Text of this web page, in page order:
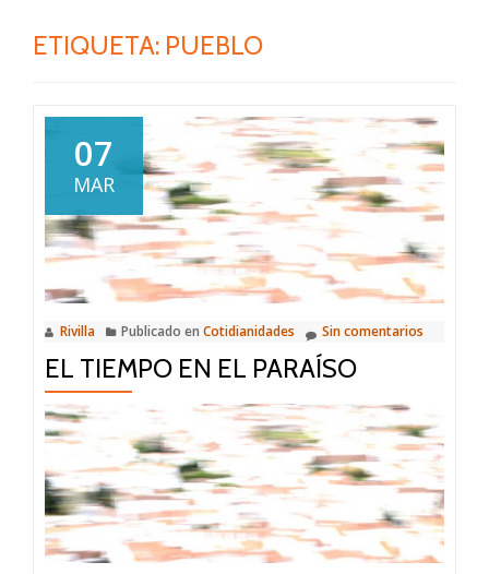
ETIQUETA: PUEBLO
07
MAR
Rivilla Publicado en Cotidianidades Sin comentarios
EL TIEMPO EN EL PARAÍSO